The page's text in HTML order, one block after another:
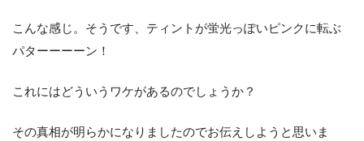
こんな感じ。そうです、ティントが蛍光っぽいピンクに転ぶ
パターーーーン！
これにはどういうワケがあるのでしょうか？
その真相が明らかになりましたのでお伝えしようと思いま